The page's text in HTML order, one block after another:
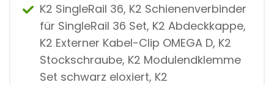
K2 SingleRail 36, K2 Schienenverbinder
für SingleRail 36 Set, K2 Abdeckkappe,
K2 Externer Kabel-Clip OMEGA D, K2
Stockschraube, K2 Modulendklemme
Set schwarz eloxiert, K2